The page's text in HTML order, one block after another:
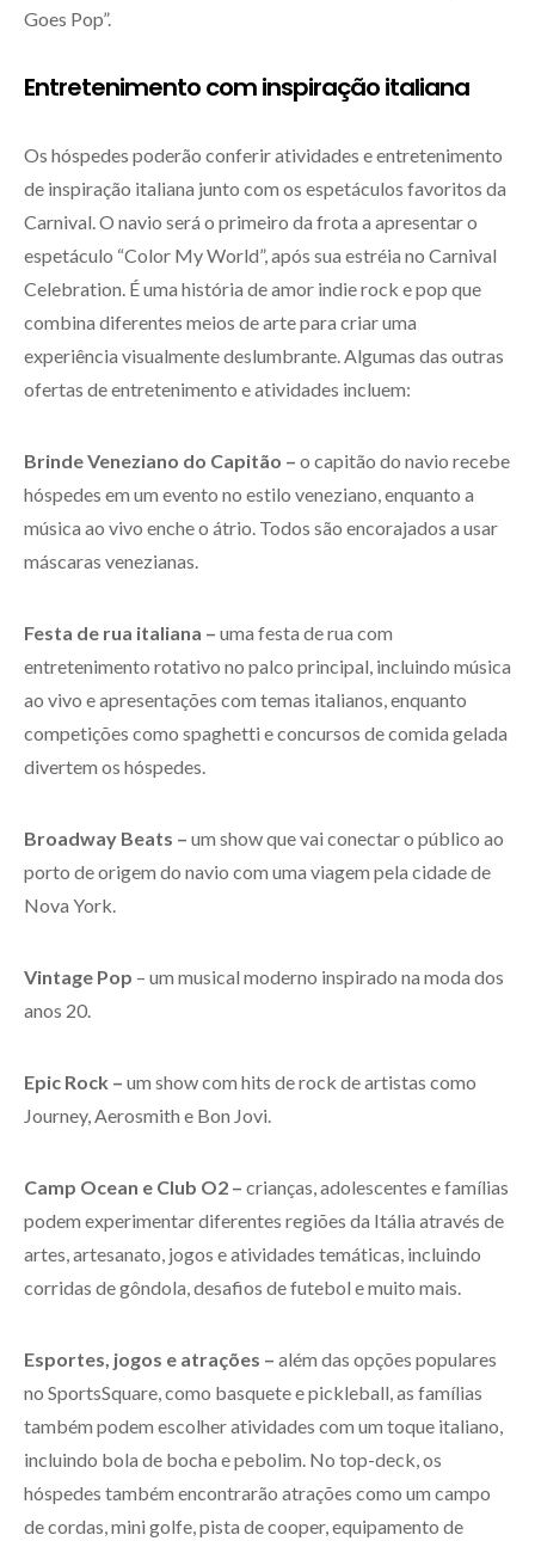
Goes Pop”.
Entretenimento com inspiração italiana
Os hóspedes poderão conferir atividades e entretenimento
de inspiração italiana junto com os espetáculos favoritos da
Carnival. O navio será o primeiro da frota a apresentar o
espetáculo “Color My World”, após sua estréia no Carnival
Celebration. É uma história de amor indie rock e pop que
combina diferentes meios de arte para criar uma
experiência visualmente deslumbrante. Algumas das outras
ofertas de entretenimento e atividades incluem:
Brinde Veneziano do Capitão – o capitão do navio recebe
hóspedes em um evento no estilo veneziano, enquanto a
música ao vivo enche o átrio. Todos são encorajados a usar
máscaras venezianas.
Festa de rua italiana – uma festa de rua com
entretenimento rotativo no palco principal, incluindo música
ao vivo e apresentações com temas italianos, enquanto
competições como spaghetti e concursos de comida gelada
divertem os hóspedes.
Broadway Beats – um show que vai conectar o público ao
porto de origem do navio com uma viagem pela cidade de
Nova York.
Vintage Pop – um musical moderno inspirado na moda dos
anos 20.
Epic Rock – um show com hits de rock de artistas como
Journey, Aerosmith e Bon Jovi.
Camp Ocean e Club O2 – crianças, adolescentes e famílias
podem experimentar diferentes regiões da Itália através de
artes, artesanato, jogos e atividades temáticas, incluindo
corridas de gôndola, desafios de futebol e muito mais.
Esportes, jogos e atrações – além das opções populares
no SportsSquare, como basquete e pickleball, as famílias
também podem escolher atividades com um toque italiano,
incluindo bola de bocha e pebolim. No top-deck, os
hóspedes também encontrarão atrações como um campo
de cordas, mini golfe, pista de cooper, equipamento de